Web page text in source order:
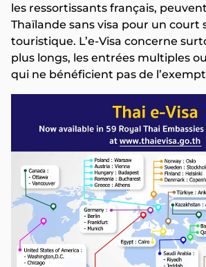
les ressortissants français,
Thaïlande sans visa pour un court
touristique. L’e-Visa concerne
plus longs, les entrées multiples
qui ne bénéficient pas de